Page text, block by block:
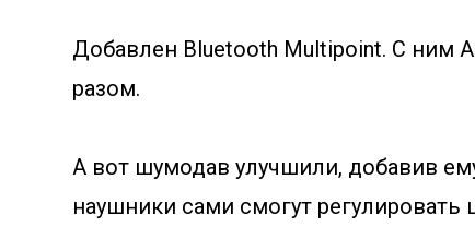
Добавлен Bluetooth Multipoint. С ним
разом.
А вот шумодав улучшили, добавив
наушники сами смогут